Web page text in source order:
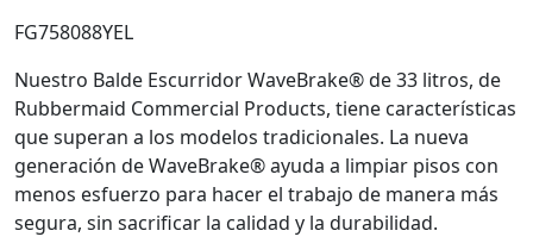
FG758088YEL
Nuestro Balde Escurridor WaveBrake® de 33 litros, de
Rubbermaid Commercial Products, tiene características
que superan a los modelos tradicionales. La nueva
generación de WaveBrake® ayuda a limpiar pisos con
menos esfuerzo para hacer el trabajo de manera más
segura, sin sacrificar la calidad y la durabilidad.